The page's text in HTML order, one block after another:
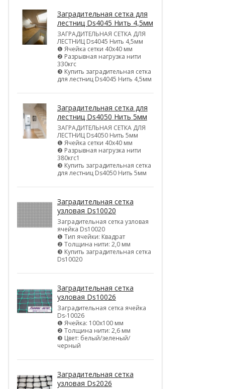
Заградительная сетка для
лестниц Ds4045 Нить 4,5мм
ЗАГРАДИТЕЛЬНАЯ СЕТКА ДЛЯ
ЛЕСТНИЦ Ds4045 Нить 4,5мм
❶ Ячейка сетки 40х40 мм
❷ Разрывная нагрузка нити
330кгс
❸ Купить заградительная сетка
для лестниц Ds4045 Нить 4,5мм
Заградительная сетка для
лестниц Ds4050 Нить 5мм
ЗАГРАДИТЕЛЬНАЯ СЕТКА ДЛЯ
ЛЕСТНИЦ Ds4050 Нить 5мм
❶ Ячейка сетки 40х40 мм
❷ Разрывная нагрузка нити
380кгс1
❸ Купить заградительная сетка
для лестниц Ds4050 Нить 5мм
Заградительная сетка
узловая Ds10020
Заградительная сетка узловая
ячейка Ds10020
❶ Тип ячейки: Квадрат
❷ Толщина нити: 2,0 мм
❸ Купить заградительная сетка
Ds10020
Заградительная сетка
узловая Ds10026
Заградительная сетка ячейка
Ds-10026
❶ Ячейка: 100х100 мм
❷ Толщина нити: 2,6 мм
❸ Цвет: белый/зеленый/
черный
Заградительная сетка
узловая Ds2026